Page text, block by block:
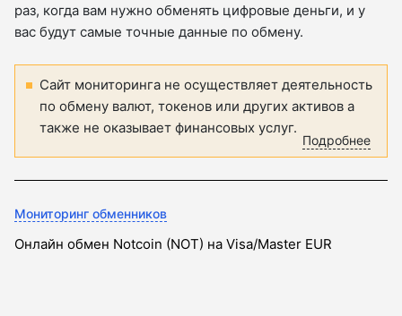
раз, когда вам нужно обменять цифровые деньги, и у
вас будут самые точные данные по обмену.
Сайт мониторинга не осуществляет деятельность
по обмену валют, токенов или других активов а
также не оказывает финансовых услуг.
Подробнее
Мониторинг обменников
Онлайн обмен Notcoin (NOT) на Visa/Master EUR